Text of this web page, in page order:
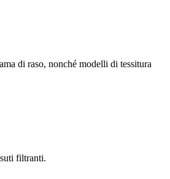
di raso, nonché modelli di tessitura
filtranti.